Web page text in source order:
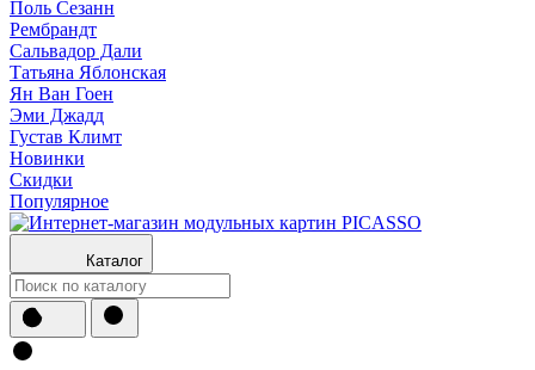
Поль Сезанн
Рембрандт
Сальвадор Дали
Татьяна Яблонская
Ян Ван Гоен
Эми Джадд
Густав Климт
Новинки
Скидки
Популярное
Каталог